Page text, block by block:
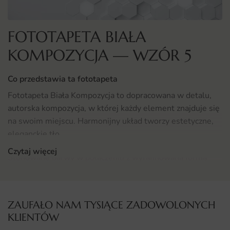
FOTOTAPETA BIAŁA
KOMPOZYCJA — WZÓR 5
Co przedstawia ta fototapeta
Fototapeta Biała Kompozycja to dopracowana w detalu,
autorska kompozycja, w której każdy element znajduje się
na swoim miejscu. Harmonijny układ tworzy estetyczne,
Stonowane barwy w połączeniu z wyrafinowaną formą
Gdzie sprawdzi się fototapeta Biała Kompozycja
Dzięki uniwersalnemu charakterowi kompozycja sprawdzi
Czytaj więcej
ZAUFAŁO NAM TYSIĄCE ZADOWOLONYCH
KLIENTÓW